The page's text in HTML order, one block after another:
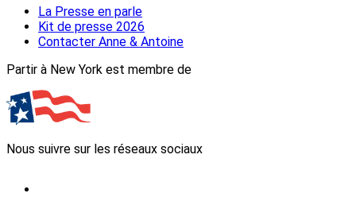
La Presse en parle
Kit de presse 2026
Contacter Anne & Antoine
Partir à New York est membre de
Nous suivre sur les réseaux sociaux